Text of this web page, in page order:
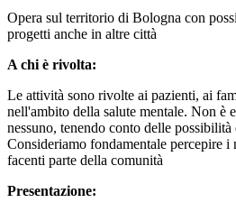
Opera sul territorio di Bologna con
progetti anche in altre città
A chi è rivolta:
Le attività sono rivolte ai pazienti, ai
nell'ambito della salute mentale. Non è
nessuno, tenendo conto delle
Consideriamo fondamentale percepire
facenti parte della comunità
Presentazione: